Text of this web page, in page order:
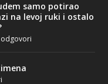
samo potirao
na levoj ruki i ostalo
odgovori